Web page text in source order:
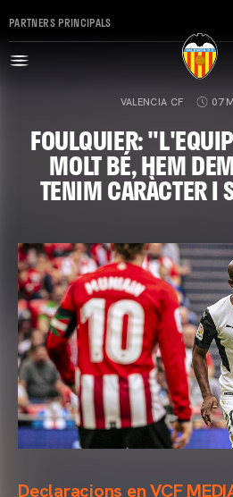
PARTNERS PRINCIPALS
VALENCIA CF 07
FOULQUIER:
MOLT BÉ, HEM
TENIM CARÀCTER I
Declaracions en VCF